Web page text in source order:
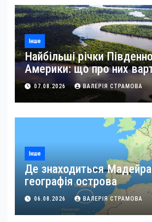
Інше
Найбільші річки
Америки: що про них
07.08.2026 ВАЛЕРІЯ СТРАМОВА
Інше
Де знаходиться
географія острова
06.08.2026 ВАЛЕРІЯ СТРАМОВА